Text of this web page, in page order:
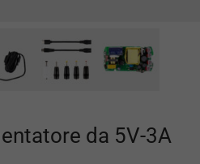
da 5V-3A